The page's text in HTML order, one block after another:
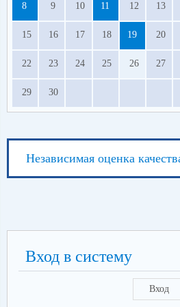
8 9 10 11 12 13
15 16 17 18 19 20
22 23 24 25 26 27
29 30
Независимая оценка
Вход в систему
Вход